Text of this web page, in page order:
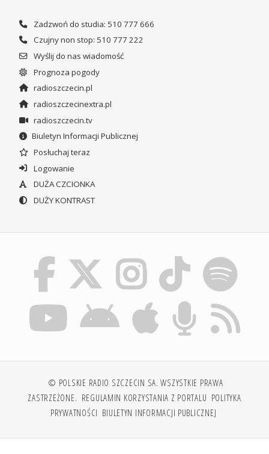
Zadzwoń do studia: 510 777 666
Czujny non stop: 510 777 222
Wyślij do nas wiadomość
Prognoza pogody
radioszczecin.pl
radioszczecinextra.pl
radioszczecin.tv
Biuletyn Informacji Publicznej
Posłuchaj teraz
Logowanie
DUŻA CZCIONKA
DUŻY KONTRAST
© POLSKIE RADIO SZCZECIN SA. WSZYSTKIE PRAWA
ZASTRZEŻONE. REGULAMIN KORZYSTANIA Z PORTALU POLITYKA
PRYWATNOŚCI BIULETYN INFORMACJI PUBLICZNEJ